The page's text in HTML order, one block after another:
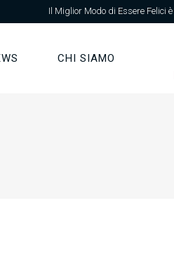
Il Miglior Modo di Essere Felici
CHI SIAMO